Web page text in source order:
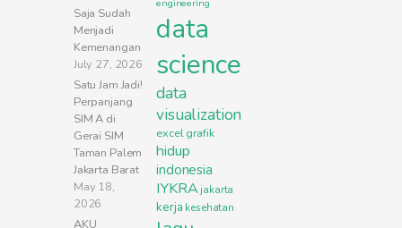
Saja Sudah
Menjadi
Kemenangan
July 27, 2026
Satu Jam Jadi!
Perpanjang
SIM A di
Gerai SIM
Taman Palem
Jakarta Barat
May 18,
2026
AKU
engineering
data
science
data
visualization
excel grafik
hidup
indonesia
IYKRA jakarta
kerja kesehatan